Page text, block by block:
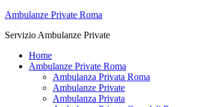
Ambulanze Private Roma
Servizio Ambulanze Private
Home
Ambulanze Private Roma
Ambulanza Privata Roma
Ambulanze Private
Ambulanza Privata